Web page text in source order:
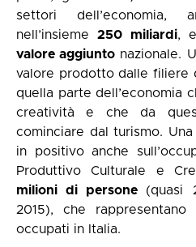
settori dell’economia,
nell’insieme250 miliardi,
valore aggiunto nazionale.
valore prodotto dalle filiere
quella parte dell’economia
creatività e che da
cominciare dal turismo.
in positivo anche
Produttivo Culturale e
milioni di persone (quasi
2015), che
occupati in Italia.